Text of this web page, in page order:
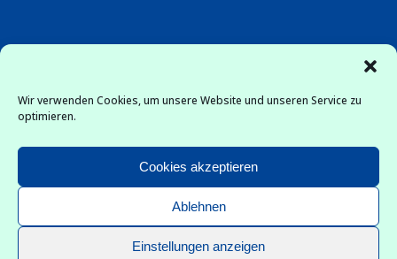
Wir verwenden Cookies, um unsere Website und unseren Service zu
optimieren.
Cookies akzeptieren
Ablehnen
Einstellungen anzeigen
Datenschutz
Cookie-Hinweis